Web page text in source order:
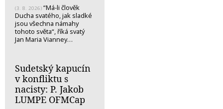
(3. 8. 2026) “Má-li člověk
Ducha svatého, jak sladké
jsou všechna námahy
tohoto světa“, říká svatý
Jan Maria Vianney…
Sudetský kapucín
v konfliktu s
nacisty: P. Jakob
LUMPE OFMCap